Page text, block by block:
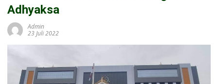
Adhyaksa
Admin
23 Juli 2022